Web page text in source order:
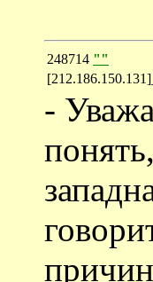
248714 ""
[212.186.150.131]
-